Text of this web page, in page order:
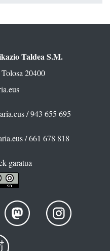
Taldea S.M.
20400
/ 943 655 695
/ 661 678 818
garatua